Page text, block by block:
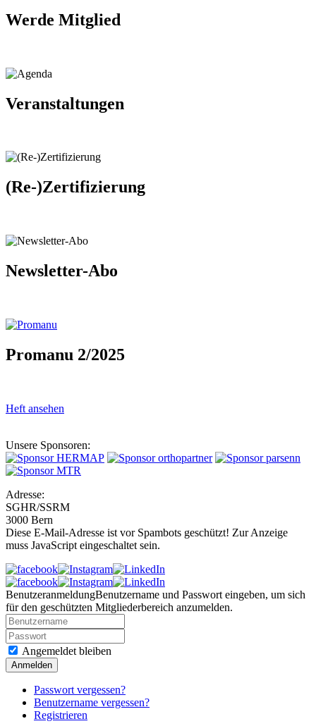
Werde Mitglied
Veranstaltungen
(Re-)Zertifizierung
Newsletter-Abo
Promanu 2/2025
Heft ansehen
Unsere Sponsoren:
Adresse:
SGHR/SSRM
3000 Bern
Diese E-Mail-Adresse ist vor Spambots geschützt! Zur Anzeige
muss JavaScript eingeschaltet sein.
BenutzeranmeldungBenutzername und Passwort eingeben, um sich
für den geschützten Mitgliederbereich anzumelden.
Angemeldet bleiben
Anmelden
Passwort vergessen?
Benutzername vergessen?
Registrieren